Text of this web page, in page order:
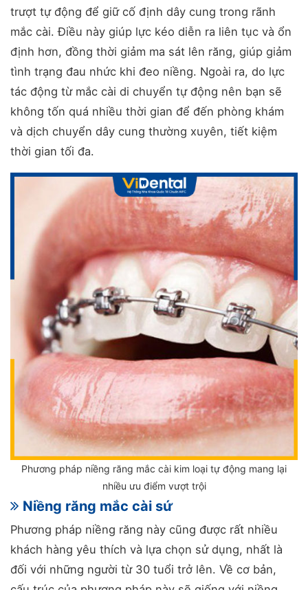
trượt tự động để giữ cố định dây cung trong rãnh
mắc cài. Điều này giúp lực kéo diễn ra liên tục và ổn
định hơn, đồng thời giảm ma sát lên răng, giúp giảm
tình trạng đau nhức khi đeo niềng. Ngoài ra, do lực
tác động từ mắc cài di chuyển tự động nên bạn sẽ
không tốn quá nhiều thời gian để đến phòng khám
và dịch chuyển dây cung thường xuyên, tiết kiệm
thời gian tối đa.
Phương pháp niềng răng mắc cài kim loại tự động mang lại
nhiều ưu điểm vượt trội
Niềng răng mắc cài sứ
Phương pháp niềng răng này cũng được rất nhiều
khách hàng yêu thích và lựa chọn sử dụng, nhất là
đối với những người từ 30 tuổi trở lên. Về cơ bản,